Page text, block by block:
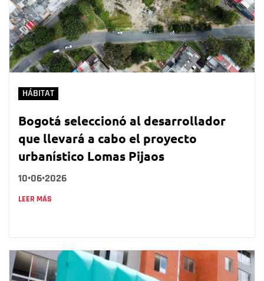
HÁBITAT
Bogotá seleccionó al desarrollador
que llevará a cabo el proyecto
urbanístico Lomas Pijaos
10•06•2026
LEER MÁS